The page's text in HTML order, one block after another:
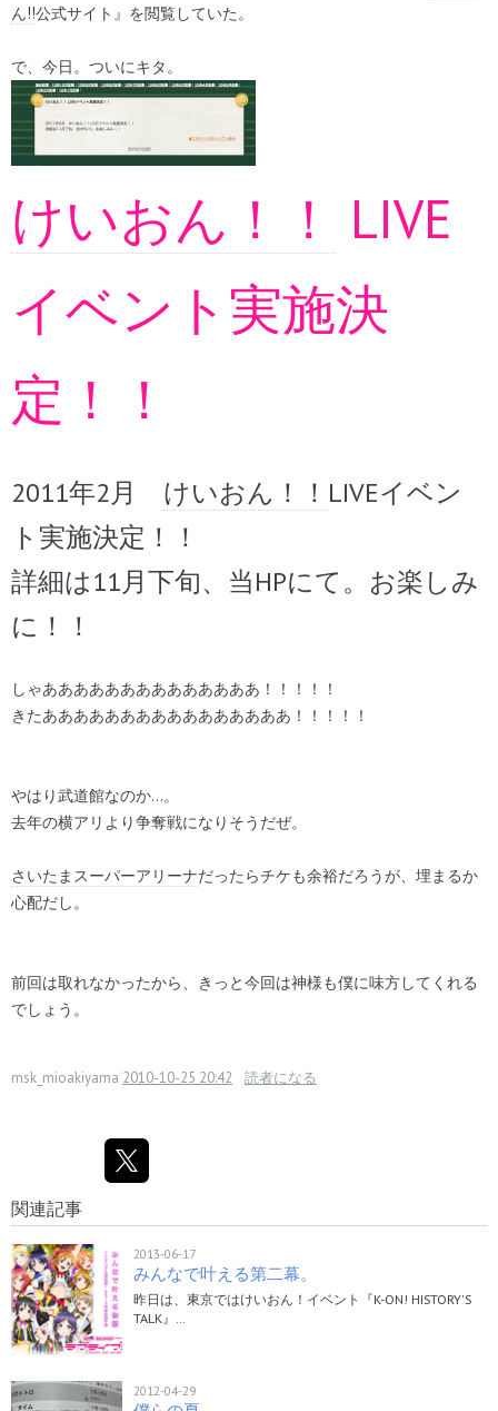
ん!!公式サイト』を閲覧していた。
で、今日。ついにキタ。
けいおん！！
LIVE
イベント実施決
定！！
2011年2月 けいおん！！ LIVEイベン
ト実施決定！！
詳細は11月下旬、当HPにて。お楽しみ
に！！
しゃああああああああああああああ！！！！！
きたああああああああああああああああ！！！！！
やはり武道館なのか…。
去年の横アリより争奪戦になりそうだぜ。
さいたまスーパーアリーナだったらチケも余裕だろうが、埋まるか
心配だし。
前回は取れなかったから、きっと今回は神様も僕に味方してくれる
でしょう。
msk_mioakiyama 2010-10-25 20:42 読者になる
関連記事
2013-06-17
みんなで叶える第二幕。
昨日は、東京ではけいおん！イベント『K-ON! HISTORY'S
TALK』…
2012-04-29